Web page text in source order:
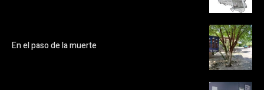
En el paso de la muerte